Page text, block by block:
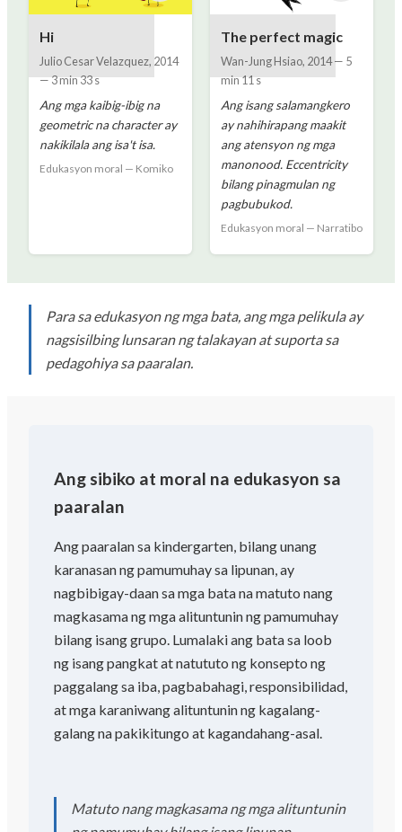
Hi
Julio Cesar Velazquez, 2014
—3 min 33 s
Ang mga kaibig-ibig na
geometric na character ay
nakikilala ang isa't isa.
Edukasyon moral — Komiko
The perfect magic
Wan-Jung Hsiao, 2014— 5
min 11 s
Ang isang salamangkero
ay nahihirapang maakit
ang atensyon ng mga
manonood. Eccentricity
bilang pinagmulan ng
pagbubukod.
Edukasyon moral — Narratibo
Para sa edukasyon ng mga bata, ang mga pelikula ay
nagsisilbing lunsaran ng talakayan at suporta sa
pedagohiya sa paaralan.
Ang sibiko at moral na edukasyon sa
paaralan
Ang paaralan sa kindergarten, bilang unang
karanasan ng pamumuhay sa lipunan, ay
nagbibigay-daan sa mga bata na matuto nang
magkasama ng mga alituntunin ng pamumuhay
bilang isang grupo. Lumalaki ang bata sa loob
ng isang pangkat at natututo ng konsepto ng
paggalang sa iba, pagbabahagi, responsibilidad,
at mga karaniwang alituntunin ng kagalang-
galang na pakikitungo at kagandahang-asal.
Matuto nang magkasama ng mga alituntunin